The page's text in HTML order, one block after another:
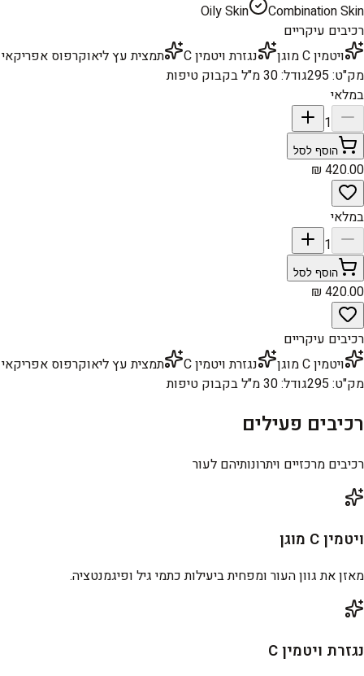
Oily Skin
Combination Skin
רכיבים עיקריים
ויטמין C מוגן
נגזרת ויטמין C
תמצית עץ ליאוקרפוס אפריקאי
מק"ט:
295גודל:30 מ"ל בקבוק טיפות
במלאי
1
הוסף לסל
במלאי
1
הוסף לסל
רכיבים עיקריים
ויטמין C מוגן
נגזרת ויטמין C
תמצית עץ ליאוקרפוס אפריקאי
מק"ט:
295גודל:30 מ"ל בקבוק טיפות
רכיבים פעילים
רכיבים מרכזיים ויתרונותיהם לעור
ויטמין C מוגן
מאזן את גוון העור ומפחית ביעילות כתמי גיל ופיגמנטציה.
נגזרת ויטמין C